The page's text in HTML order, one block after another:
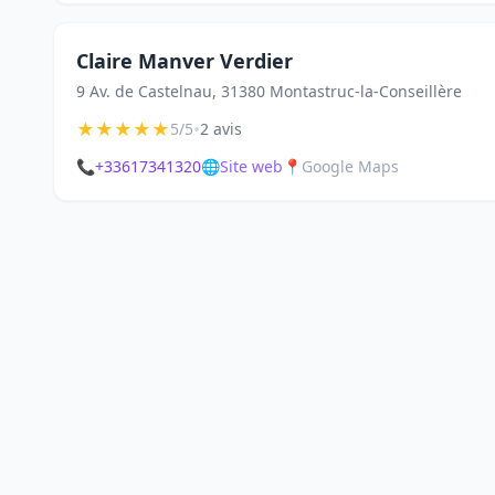
Claire Manver Verdier
9 Av. de Castelnau, 31380 Montastruc-la-Conseillère
★★★★★5/5•2 avis
📞+33617341320🌐Site web 📍 Google Maps